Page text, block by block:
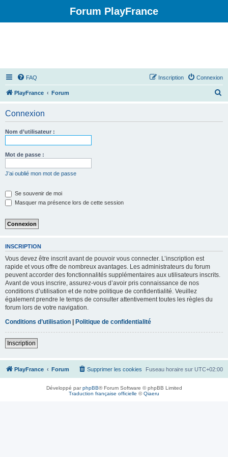
Forum PlayFrance
FAQ Connexion
Inscription
PlayFrance Forum
Connexion
Nom d’utilisateur :
Mot de passe :
J’ai oublié mon mot de passe
Se souvenir de moi
Masquer ma présence lors de cette session
INSCRIPTION
Vous devez être inscrit avant de pouvoir vous connecter. L’inscription est
rapide et vous offre de nombreux avantages. Les administrateurs du forum
peuvent accorder des fonctionnalités supplémentaires aux utilisateurs inscrits.
Avant de vous inscrire, assurez-vous d’avoir pris connaissance de nos
conditions d’utilisation et de notre politique de confidentialité. Veuillez
également prendre le temps de consulter attentivement toutes les règles du
forum lors de votre navigation.
Conditions d’utilisation | Politique de confidentialité
Inscription
PlayFrance Forum Fuseau horaire sur UTC+02:00
Supprimer les cookies
Développé parphpBB® Forum Software © phpBB Limited
Traduction française officielle ©Qiaeru